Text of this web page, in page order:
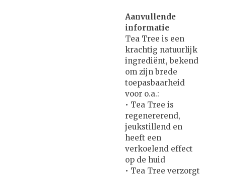
Aanvullende
informatie
Tea Tree is een
krachtig natuurlijk
ingrediënt, bekend
om zijn brede
toepasbaarheid
voor o.a.:
• Tea Tree is
regenererend,
jeukstillend en
heeft een
verkoelend effect
op de huid
• Tea Tree verzorgt